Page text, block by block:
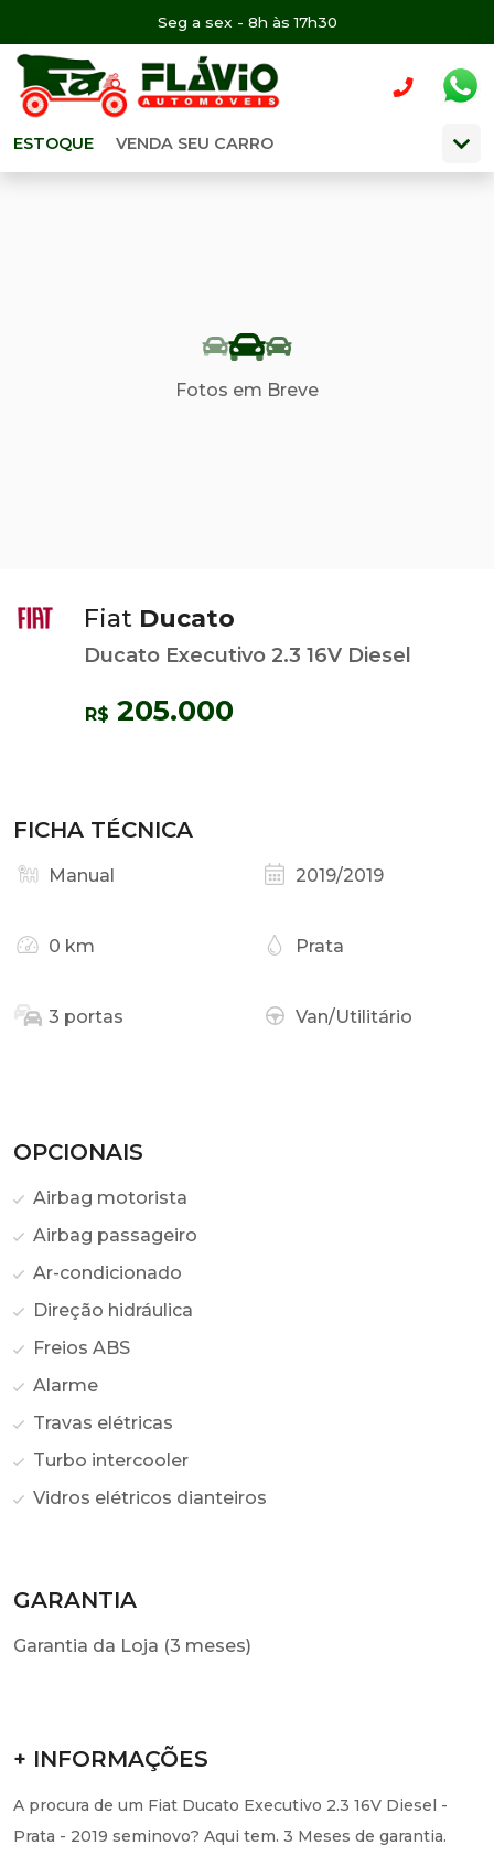
Seg a sex - 8h às 17h30
ESTOQUE VENDA SEU CARRO
Fotos em Breve
Fiat Ducato
Ducato Executivo 2.3 16V Diesel
R$ 205.000
FICHA TÉCNICA
Manual 2019/2019
0 km Prata
3 portas Van/Utilitário
OPCIONAIS
Airbag motorista
Airbag passageiro
Ar-condicionado
Direção hidráulica
Freios ABS
Alarme
Travas elétricas
Turbo intercooler
Vidros elétricos dianteiros
GARANTIA
Garantia da Loja (3 meses)
+ INFORMAÇÕES
A procura de um Fiat Ducato Executivo 2.3 16V Diesel -
Prata - 2019 seminovo? Aqui tem. 3 Meses de garantia.